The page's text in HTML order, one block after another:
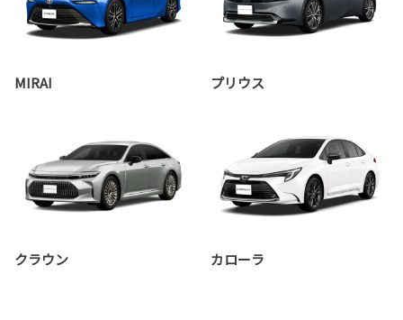
MIRAI プリウス
クラウン カローラ